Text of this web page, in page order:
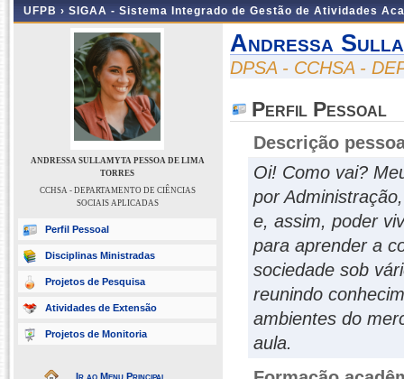
UFPB › SIGAA - Sistema Integrado de Gestão de Atividades
ANDRESSA SULLAMYTA PESSOA DE LIMA
TORRES
CCHSA - DEPARTAMENTO DE CIÊNCIAS
SOCIAIS APLICADAS
Perfil Pessoal
Disciplinas Ministradas
Projetos de Pesquisa
Atividades de Extensão
Projetos de Monitoria
Ir ao Menu Principal
Andressa
DPSA - CCHSA -
Perfil Pessoal
Descrição
Oi! Como vai?
por
e, assim, poder
para aprender a
sociedade sob
reunindo
ambientes do
aula.